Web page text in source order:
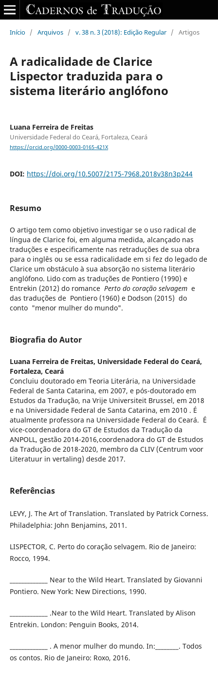
Início / Arquivos / v. 38 n. 3 (2018): Edição Regular / Artigos
A radicalidade de Clarice
Lispector traduzida para o
sistema literário anglófono
Luana Ferreira de Freitas
Universidade Federal do Ceará, Fortaleza, Ceará
https://orcid.org/0000-0003-0165-421X
DOI: https://doi.org/10.5007/2175-7968.2018v38n3p244
Resumo
O artigo tem como objetivo investigar se o uso radical de
língua de Clarice foi, em alguma medida, alcançado nas
traduções e especificamente nas retraduções de sua obra
para o inglês ou se essa radicalidade em si fez do legado de
Clarice um obstáculo à sua absorção no sistema literário
anglófono. Lido com as traduções de Pontiero (1990) e
Entrekin (2012) do romance Perto do coração selvageme
das traduções de Pontiero (1960) e Dodson (2015) do
conto "menor mulher do mundo".
Biografia do Autor
Luana Ferreira de Freitas, Universidade Federal do Ceará,
Fortaleza, Ceará
Concluiu doutorado em Teoria Literária, na Universidade
Federal de Santa Catarina, em 2007, e pós-doutorado em
Estudos da Tradução, na Vrije Universiteit Brussel, em 2018
e na Universidade Federal de Santa Catarina, em 2010 . É
atualmente professora na Universidade Federal do Ceará. É
vice-coordenadora do GT de Estudos da Tradução da
ANPOLL, gestão 2014-2016,coordenadora do GT de Estudos
da Tradução de 2018-2020, membro da CLIV (Centrum voor
Literatuur in vertaling) desde 2017.
Referências
LEVY, J. The Art of Translation. Translated by Patrick Corness.
Philadelphia: John Benjamins, 2011.
LISPECTOR, C. Perto do coração selvagem. Rio de Janeiro:
Rocco, 1994.
_____________ Near to the Wild Heart. Translated by Giovanni
Pontiero. New York: New Directions, 1990.
_____________ .Near to the Wild Heart. Translated by Alison
Entrekin. London: Penguin Books, 2014.
_____________ . A menor mulher do mundo. In:________. Todos
os contos. Rio de Janeiro: Roxo, 2016.